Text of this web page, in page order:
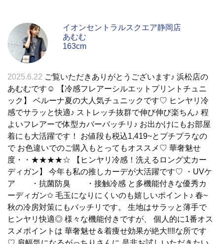
イオンセントラルスクエア静岡店
あむむ
163cm
2025.6.22 ご覧いただきありがとうございます♪ 浜松店の
あむむです☺︎︎ 【冷感フレアーシルエットプリントチュニ
ック】 ベルーナ夏の大人気チュニックです♡ ヒンヤリ冷
感でサラッと快適♪ ストレッチ抜群で伸び伸び楽ちん♪ 程
よいフレアーで体型カバーバッチリ♪ お出かけにもお部屋
着にも大活躍です！ お値段も税込1,419~とプチプラなの
で お色違いでのご購入もとってもオススメ♡ 華奢魅せ
度・・★★★★☆ 【ヒンヤリ冷感！洗えるロング丈カー
ディガン】 今年も私の推しカーデが大活躍です♡ ・UVケ
ア ・抗菌防臭 ・接触冷感 と多機能付きな優秀カ
ーディガン✩︎ 毛玉になりにくいのも嬉しいポイント♪ 春~
秋の冷房対策にもバッチリです。 生地はサラッと薄手で
ヒンヤリ快適◎ 様々な機能付きですが、 個人的に1番オス
スメポイントは 華奢魅せ＆着痩せ効果が絶大‼︎‼︎な所です